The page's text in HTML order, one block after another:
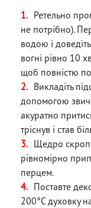
Ретельно
не потрібно).
водою і
вогні рівно 10
щоб повністю
Викладіть
допомогою
акуратно
тріснув і став
Щедро
рівномірно
перцем.
Поставте
200°C духовку